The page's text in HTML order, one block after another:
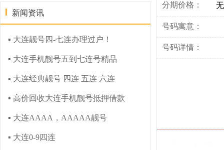
分期价格： 无
号码寓意：
号码详情：
新闻资讯
▪ 大连靓号四-七连办理过户！
▪ 大连手机靓号五到七连号精品
▪ 大连经典靓号 四连 五连 六连
▪ 高价回收大连手机靓号抵押借款
▪ 大连AAAA，AAAAA靓号
▪ 大连0-9四连